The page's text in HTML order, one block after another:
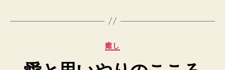
カ
ゴ
癒し